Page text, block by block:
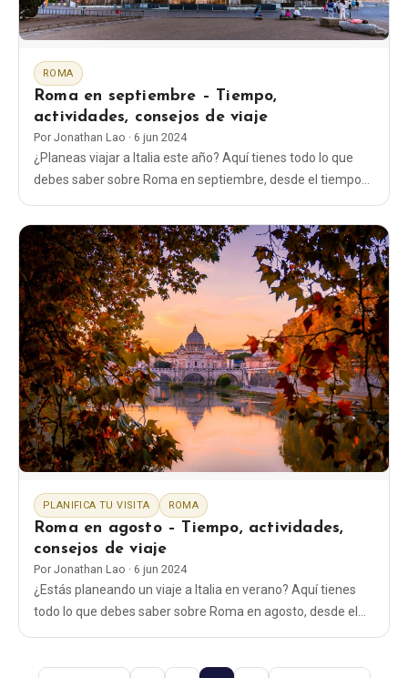
ROMA
Roma en septiembre – Tiempo,
actividades, consejos de viaje
Por Jonathan Lao · 6 jun 2024
¿Planeas viajar a Italia este año? Aquí tienes todo lo que
debes saber sobre Roma en septiembre, desde el tiempo
hasta qué ropa ponerte y qué cosas hacer.
PLANIFICA TU VISITA ROMA
Roma en agosto – Tiempo, actividades,
consejos de viaje
Por Jonathan Lao · 6 jun 2024
¿Estás planeando un viaje a Italia en verano? Aquí tienes
todo lo que debes saber sobre Roma en agosto, desde el